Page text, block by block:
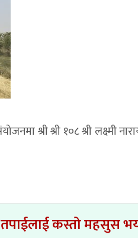
श्री श्री १०८ श्री लक्ष्मी
कस्तो महसुस